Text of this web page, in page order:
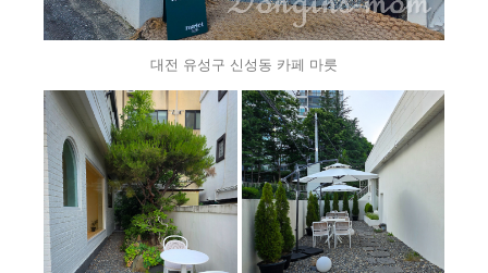
대전 유성구 신성동 카페 마릇